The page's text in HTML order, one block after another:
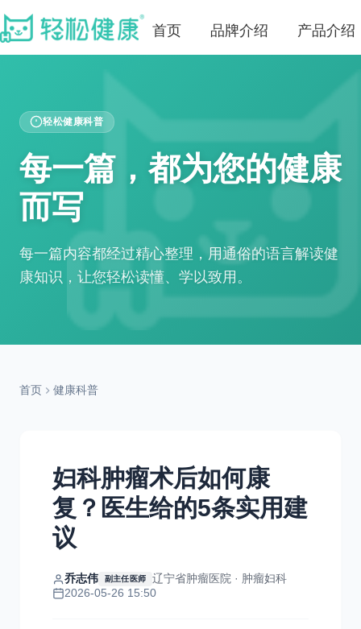
首页 品牌介绍 产品介绍
轻松健康科普
每一篇，都为您的健康
而写
每一篇内容都经过精心整理，用通俗的语言解读健
康知识，让您轻松读懂、学以致用。
首页 健康科普
妇科肿瘤术后如何康
复？医生给的5条实用建
议
乔志伟 副主任医师
辽宁省肿瘤医院 · 肿瘤妇科
2026-05-26 15:50